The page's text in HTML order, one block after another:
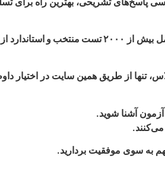
بیش از ۲۰۰۰ تست منتخب و استاندارد
، تنها از طریق همین سایت در اختیار
آشنا شوید.
به سوی موفقیت بردارید.